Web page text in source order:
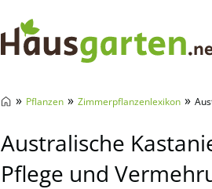
» Pflanzen » Zimmerpflanzenlexikon »
Australische
Pflege und